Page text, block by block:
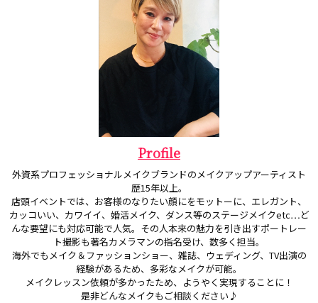
Profile
外資系プロフェッショナルメイクブランドのメイクアップアーティスト
歴15年以上。
店頭イベントでは、お客様のなりたい顔にをモットーに、エレガント、
カッコいい、カワイイ、婚活メイク、ダンス等のステージメイクetc…ど
んな要望にも対応可能で人気。その人本来の魅力を引き出すポートレー
ト撮影も著名カメラマンの指名受け、数多く担当。
海外でもメイク＆ファッションショー、雑誌、ウェディング、TV出演の
経験があるため、多彩なメイクが可能。
メイクレッスン依頼が多かったため、ようやく実現することに！
是非どんなメイクもご相談ください♪